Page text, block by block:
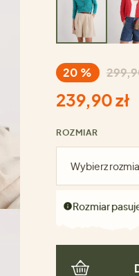
20 %
239,90 zł
ROZMIAR
Wybierz
Rozmiar